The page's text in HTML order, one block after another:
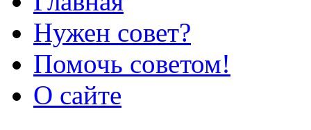
Нужен совет?
Помочь советом!
О сайте